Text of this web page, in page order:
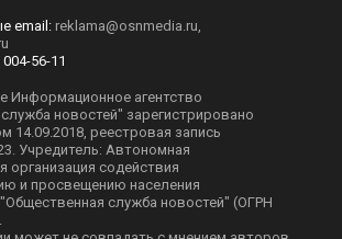
email: reklama@osnmedia.ru
56-11
Информационное агентство
новостей" зарегистрировано
14.09.2018, реестровая запись
Учредитель: Автономная
организация содействия
и просвещению населения
служба новостей" (ОГРН